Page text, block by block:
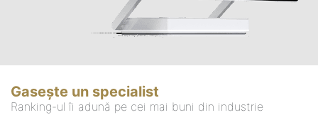
Gasește un specialist
Ranking-ul îi adună pe cei mai buni din industrie